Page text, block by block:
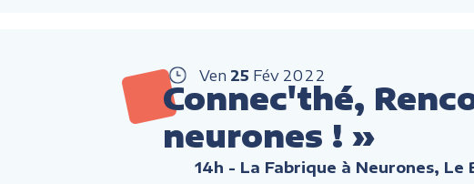
Ven 25 Fév 2022
Connec'thé,
neurones ! »
14h - La Fabrique à Neurones, Le